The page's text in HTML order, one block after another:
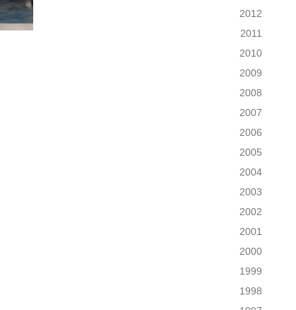
2012
2011
2010
2009
2008
2007
2006
2005
2004
2003
2002
2001
2000
1999
1998